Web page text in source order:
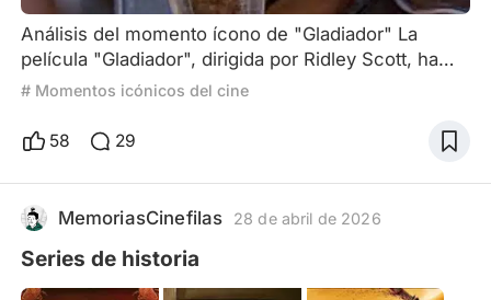
Análisis del momento ícono de "Gladiador" La
película "Gladiador", dirigida por Ridley Scott, ha
dejado una huella indeleble en la historia del cine,
actuaciones, sino por sus escenas cargadas de
sin duda, la confrontación entre Máximo Décimo
Meridio, interpretado por Russell Crowe, y el
emperador Cómodo, in
# Momentos icónicos del cine
58 29
MemoriasCinefilas 28 de abril de 2026
Series de historia